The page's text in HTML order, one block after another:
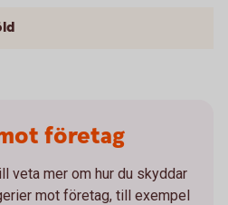
företag
veta mer om hur du skyddar
mot företag, till exempel